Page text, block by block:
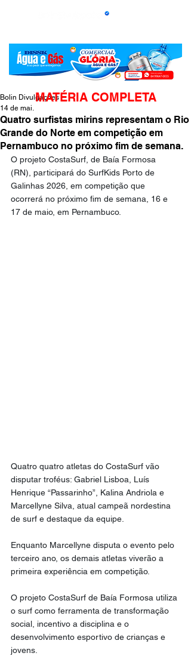
Quatro surfistas mirins representam o Rio
Grande do Norte em competição em
Pernambuco no próximo fim de semana.
Bolin Divulgações
14 de mai.
O projeto CostaSurf, de Baía Formosa
(RN), participará do SurfKids Porto de
Galinhas 2026, em competição que
ocorrerá no próximo fim de semana, 16 e
17 de maio, em Pernambuco.
Quatro quatro atletas do CostaSurf vão
disputar troféus: Gabriel Lisboa, Luís
Henrique “Passarinho”, Kalina Andriola e
Marcellyne Silva, atual campeã nordestina
de surf e destaque da equipe.
Enquanto Marcellyne disputa o evento pelo
terceiro ano, os demais atletas viverão a
primeira experiência em competição.
O projeto CostaSurf de Baía Formosa utiliza
o surf como ferramenta de transformação
social, incentivo a disciplina e o
desenvolvimento esportivo de crianças e
jovens.
MATÉRIA COMPLETA